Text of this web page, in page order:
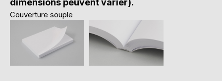
Couverture souple